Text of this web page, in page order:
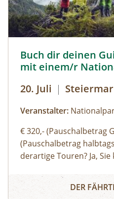
Buch dir deinen
mit einem/r
20. Juli |
Veranstalter:
€ 320,- (Pauschalbetrag
(Pauschalbetrag
derartige Touren? Ja,
einen Überblick über
verschaffen. Sie können
Buch dir deinen Guide –
DER